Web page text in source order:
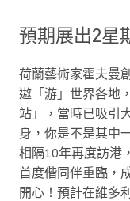
預期展出2星
荷蘭藝術家霍夫曼
遨「游」世界各地
站」，當時已吸引
身，你是不是其中
相隔10年再度訪港
首度偕同伴重臨，
開心！預計在維多